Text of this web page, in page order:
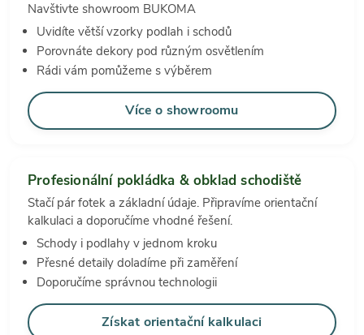
Navštivte showroom BUKOMA
Uvidíte větší vzorky podlah i schodů
Porovnáte dekory pod různým osvětlením
Rádi vám pomůžeme s výběrem
Více o showroomu
Profesionální pokládka & obklad schodiště
Stačí pár fotek a základní údaje. Připravíme orientační
kalkulaci a doporučíme vhodné řešení.
Schody i podlahy v jednom kroku
Přesné detaily doladíme při zaměření
Doporučíme správnou technologii
Získat orientační kalkulaci